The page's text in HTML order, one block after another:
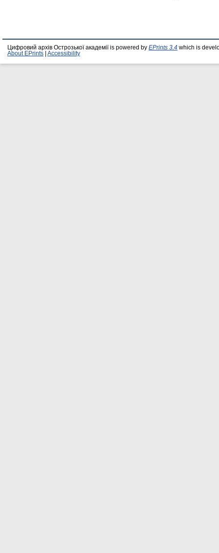
Цифровий архів Острозької академії is powered by EPrints 3.4 which is
About EPrints
Accessibility